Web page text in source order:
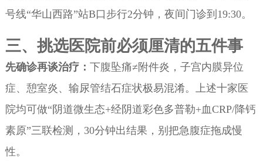
号线“华山西路”站B口步行2分钟，夜间门诊到19:30。
三、挑选医院前必须厘清的五件事
先确诊再谈治疗： 下腹坠痛≠附件炎，子宫内膜异位
症、憩室炎、输尿管结石症状极易混淆。上述十家医
院均可做“阴道微生态+经阴道彩色多普勒+血CRP/降钙
素原”三联检测，30分钟出结果，别把急腹症拖成慢
性。